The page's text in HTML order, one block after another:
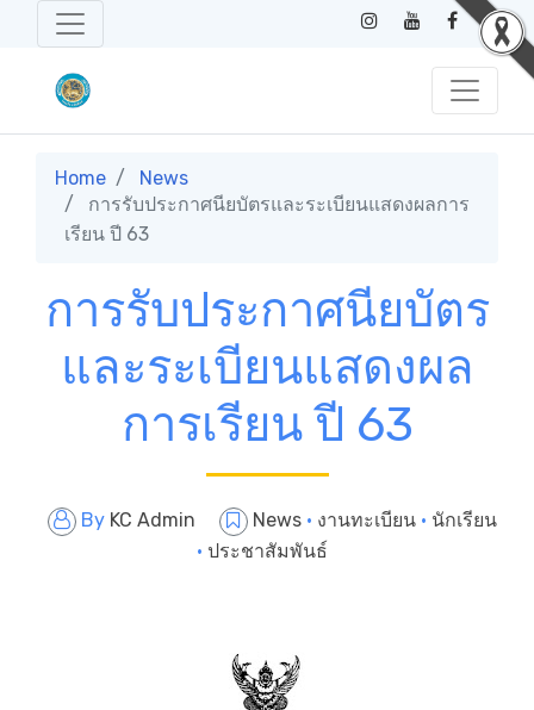
Home
News
การรับประกาศนียบัตรและระเบียนแสดงผลการ
เรียน ปี 63
การรับประกาศนียบัตร
และระเบียนแสดงผล
การเรียน ปี 63
By KC Admin News · งานทะเบียน · นักเรียน
· ประชาสัมพันธ์